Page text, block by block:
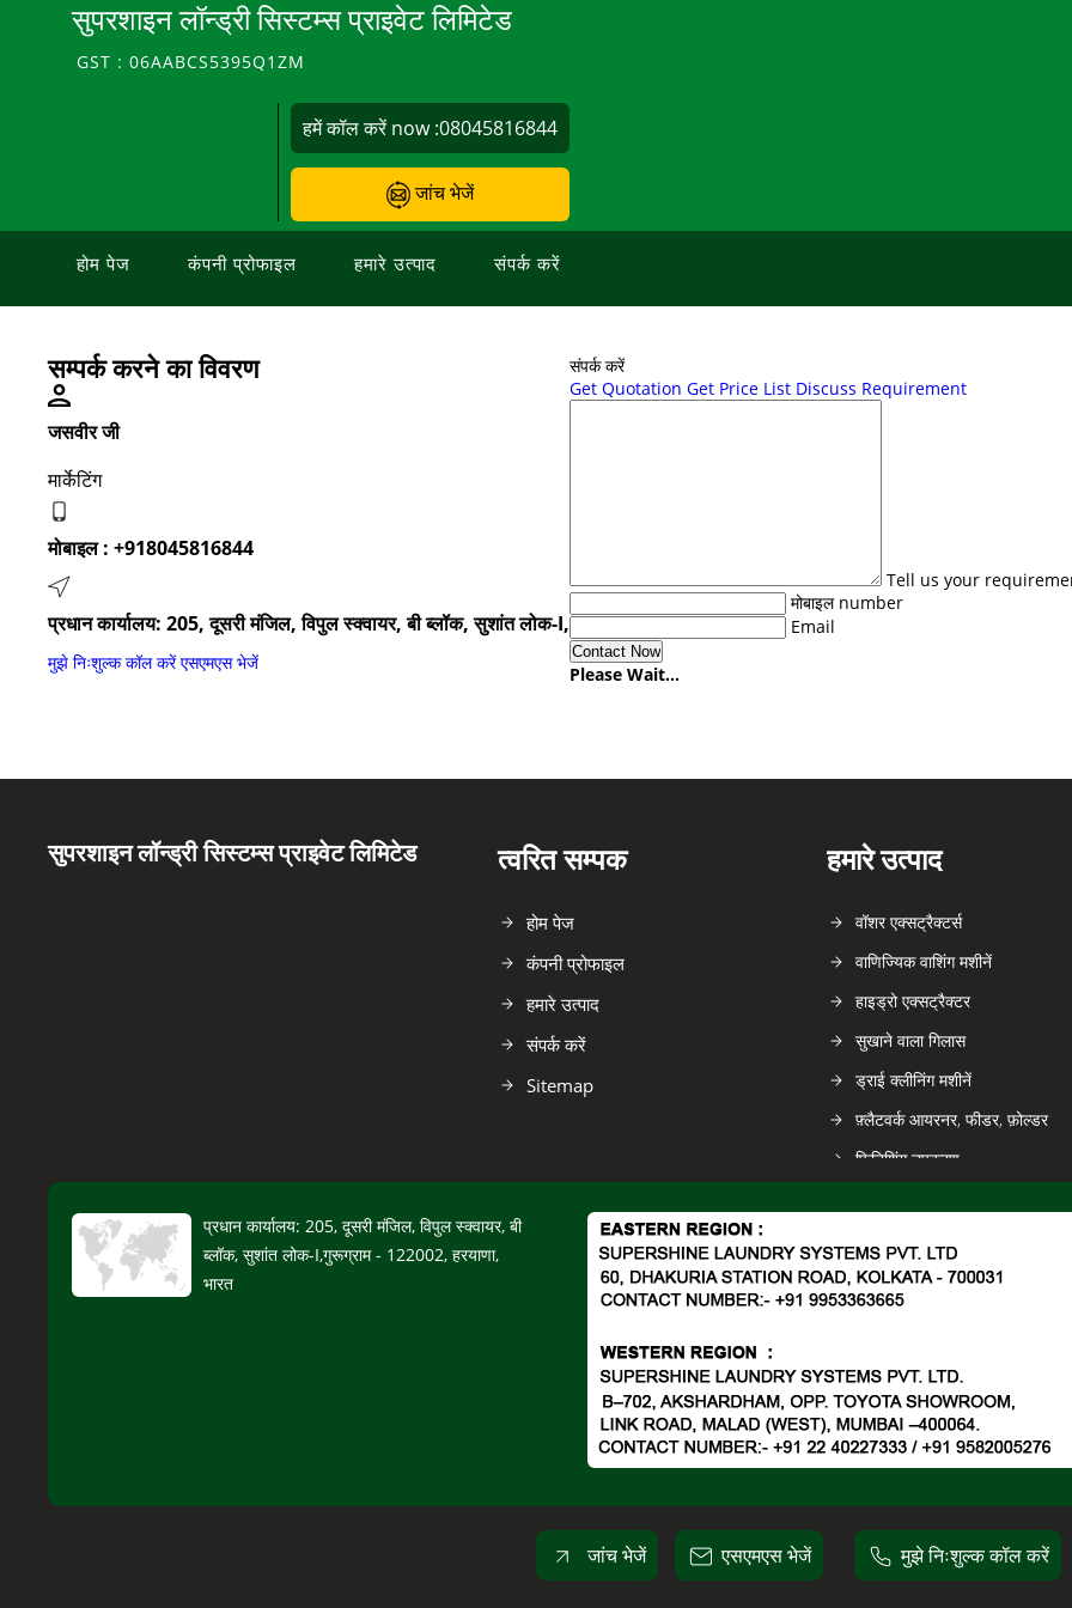
सुपरशाइन लॉन्ड्री सिस्टम्स प्राइवेट लिमिटेड
GST : 06AABCS5395Q1ZM
हमें कॉल करें now :08045816844
जांच भेजें
होम पेज कंपनी प्रोफाइल हमारे उत्पाद संपर्क करें
सम्पर्क करने का विवरण
जसवीर जी
मार्केटिंग
मोबाइल : +918045816844
प्रधान कार्यालय: 205, दूसरी मंजिल, विपुल स्क्वायर, बी ब्लॉक, सुशांत लोक-I,
मुझे निःशुल्क कॉल करें एसएमएस भेजें
संपर्क करें
Get Quotation Get Price List Discuss Requirement
Tell us your
मोबाइल number
Email
Please Wait...
सुपरशाइन लॉन्ड्री सिस्टम्स प्राइवेट लिमिटेड त्वरित सम्पक
होम पेज
कंपनी प्रोफाइल
हमारे उत्पाद
संपर्क करें
Sitemap
हमारे उत्पाद
वॉशर एक्सट्रैक्टर्स
वाणिज्यिक वाशिंग मशीनें
हाइड्रो एक्सट्रैक्टर
सुखाने वाला गिलास
ड्राई क्लीनिंग मशीनें
फ़्लैटवर्क आयरनर, फीडर, फ़ोल्डर
फिनिशिंग उपकरण
प्रधान कार्यालय: 205, दूसरी मंजिल, विपुल स्क्वायर, बी
ब्लॉक, सुशांत लोक-I,गुरूग्राम - 122002, हरयाणा,
भारत
जांच भेजें एसएमएस भेजें मुझे निःशुल्क कॉल करें